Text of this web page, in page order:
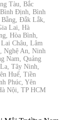
Tàu, Bắc
Bình Định, Bình
Bằng, Đắk Lắk,
Lai, Hà
Hòa Bình,
Châu, Lâm
Nghệ An, Ninh
Nam, Quảng
Tây Ninh,
Huế, Tiền
Phúc, Yên
Nội, TP HCM